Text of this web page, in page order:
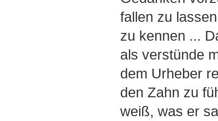
fallen zu
zu kennen ...
als verstünde
dem Urheber
den Zahn zu
weiß, was er